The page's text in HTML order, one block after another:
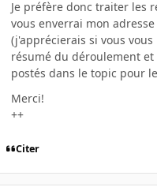
Je préfère donc traiter les
vous enverrai mon
(j'apprécierais si vous
résumé du déroulement et
postés dans le topic pour
Merci!
++
Citer